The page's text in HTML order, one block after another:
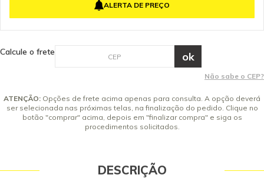
5x de R$ 78,00 sem juros
8x de R$ 48,75 sem juros
9x de R$ 43,33 sem juros
ALERTA DE PREÇO
Calcule o frete
Não sabe o CEP?
ATENÇÃO: Opções de frete acima apenas para consulta. A opção deverá
ser selecionada nas próximas telas, na finalização do pedido. Clique no
botão "comprar" acima, depois em "finalizar compra" e siga os
procedimentos solicitados.
DESCRIÇÃO